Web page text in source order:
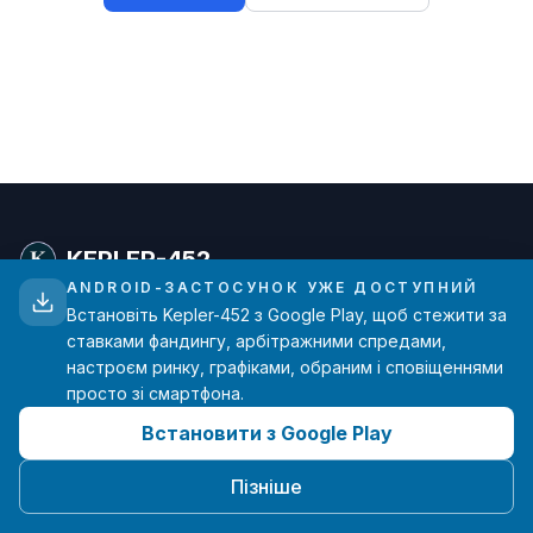
KEPLER-452
Просунута аналітика ставок фандингу для
трейдерів криптовалют. Дані в реальному часі з
основних бірж.
hello@kepler-452.com
Створено з ❤️ одним розробником
ANDROID-ЗАСТОСУНОК УЖЕ ДОСТУПНИЙ
Встановіть Kepler-452 з Google Play, щоб стежити за
ставками фандингу, арбітражними спредами,
настроєм ринку, графіками, обраним і сповіщеннями
просто зі смартфона.
Встановити з Google Play
Пізніше